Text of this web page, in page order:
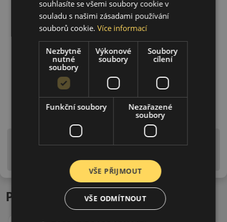
Upozornění! Hodnoty na štítku jsou pouze
is EU štítky ve smyslu dosud platné (předchozí) legislativy.
Podobné produkty
souhlasíte se všemi soubory cookie v
souladu s našimi zásadami používání
souborů cookie.Více informací
Nezbytně
nutné
soubory
Výkonové
soubory
Soubory
cílení
Funkční soubory
Nezařazené
soubory
VŠE PŘIJMOUT
VŠE ODMÍTNOUT